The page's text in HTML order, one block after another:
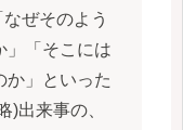
ぜそのよう
」「そこには
か」といった
)出来事の、